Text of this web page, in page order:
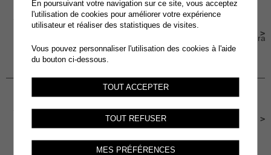
23
NOV.
VIELLIR EN SUISSE EN TANT QU'ÉTRANGER·ÈRE -
CONTES HISPANIQUES EN MUSIQUE
EMS La Charmaie, Place Sous l'Eglise 3, 1893 Muraz
Dimanche 23 Novembre 2025, 14h30
24 ATELIERS INFO-NATU
Salle des Combles
Lundi 24 Novembre 2025, 19h-20h30
En poursuivant votre navigation sur ce site, vous acceptez
l'utilisation de cookies pour améliorer votre expérience
utilisateur et réaliser des statistiques de visites.
Vous pouvez personnaliser l'utilisation des cookies à l'aide
du bouton ci-dessous.
TOUT ACCEPTER
TOUT REFUSER
MES PRÉFÉRENCES